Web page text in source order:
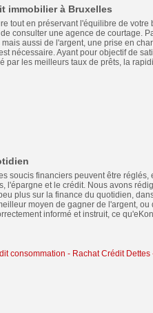
immobilier à Bruxelles
tout en préservant l'équilibre de votre
consulter une agence de courtage.
aussi de l'argent, une prise en
nécessaire. Ayant pour objectif de
par les meilleurs taux de prêts, la
soucis financiers peuvent être réglés,
l'épargne et le crédit. Nous avons
plus sur la finance du quotidien,
moyen de gagner de l'argent, ou
informé et instruit, ce
consommation - Rachat Crédit Dettes